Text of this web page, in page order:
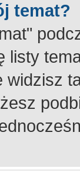
temat?
listy